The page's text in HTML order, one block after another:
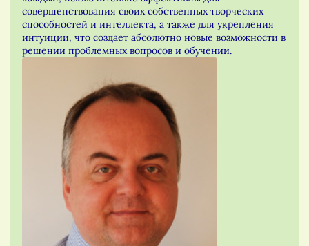
совершенствования своих собственных творческих
способностей и интеллекта, а также для укрепления
интуиции, что создает абсолютно новые возможности в
решении проблемных вопросов и обучении.